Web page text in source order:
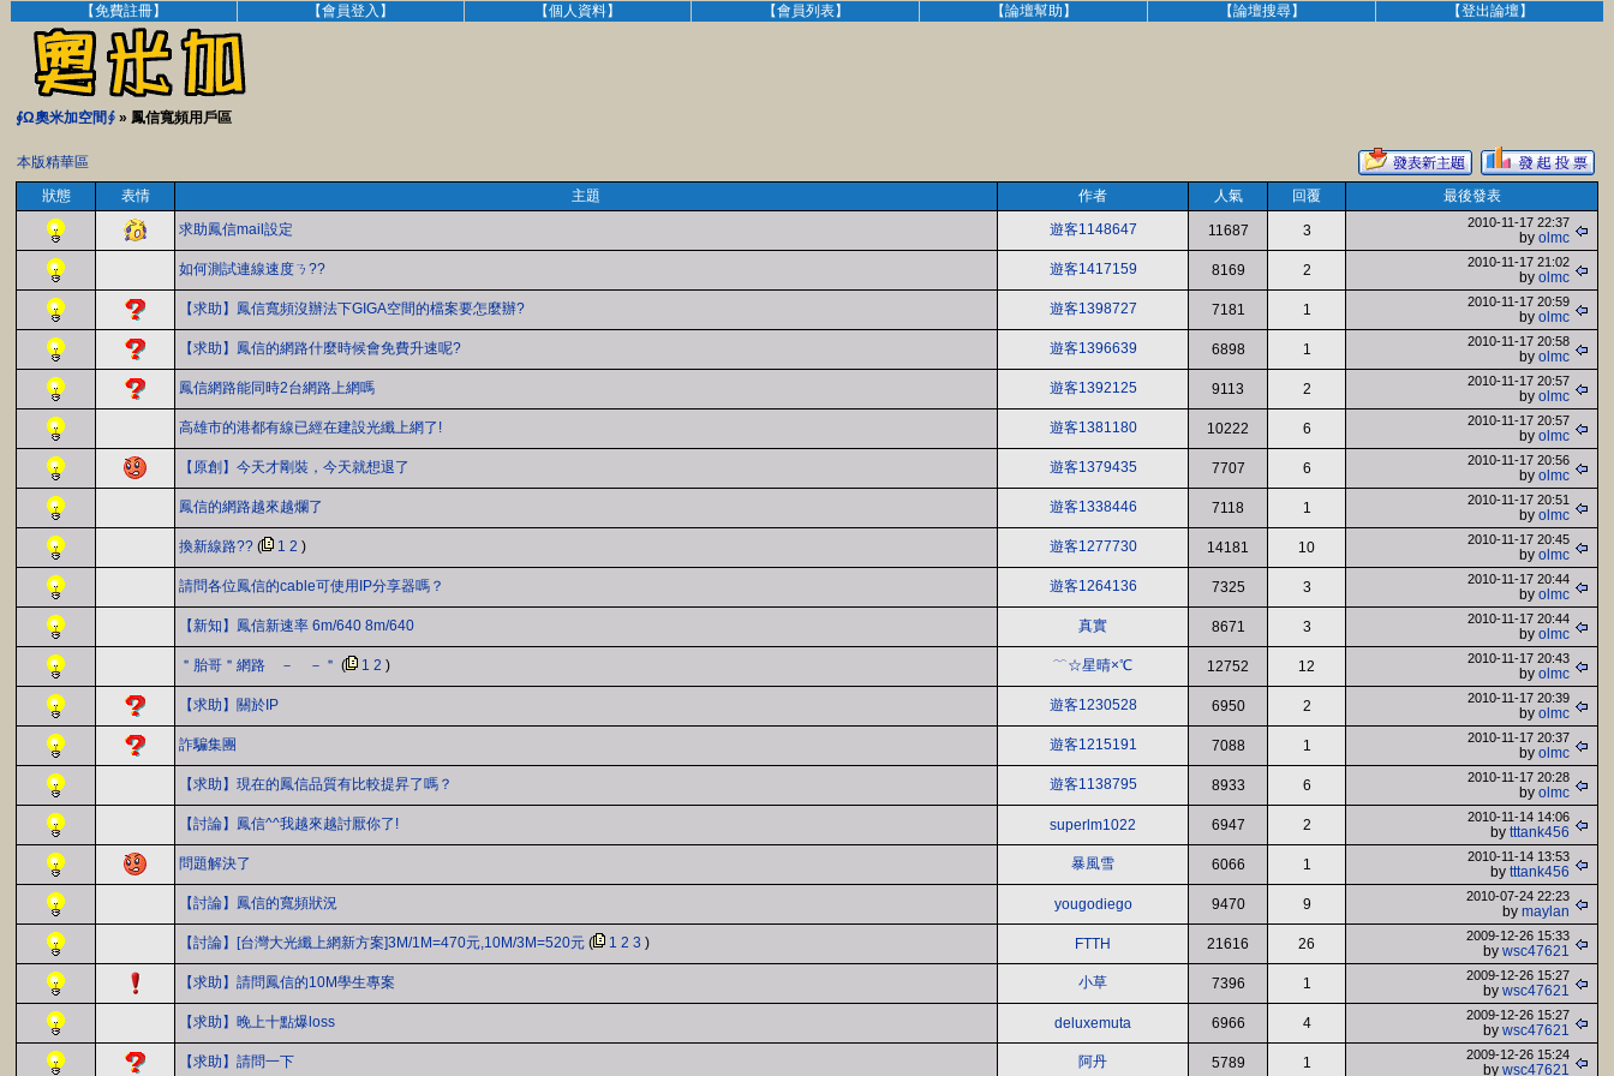
【免費註冊】 【會員登入】 【個人資料】 【會員列表】 【論壇幫助】 【論壇搜尋】 【登出論壇】
∮Ω奧米加空間∮ » 鳳信寬頻用戶區
本版精華區
狀態
表情 主題 作者 人氣 回覆
最後發表
求助鳳信mail設定
遊客1148647 11687 3 2010-11-17 22:37
by olmc
如何測試連線速度ㄋ??
遊客1417159 8169 2 2010-11-17 21:02
by olmc
【求助】鳳信寬頻沒辦法下GIGA空間的檔案要怎麼辦?
遊客1398727 7181 1 2010-11-17 20:59
by olmc
【求助】鳳信的網路什麼時候會免費升速呢?
遊客1396639 6898 1 2010-11-17 20:58
by olmc
鳳信網路能同時2台網路上網嗎
遊客1392125 9113 2 2010-11-17 20:57
by olmc
高雄市的港都有線已經在建設光纖上網了!
遊客1381180 10222 6 2010-11-17 20:57
by olmc
【原創】今天才剛裝，今天就想退了
遊客1379435 7707 6 2010-11-17 20:56
by olmc
鳳信的網路越來越爛了
遊客1338446 7118 1 2010-11-17 20:51
by olmc
換新線路?? ( 1 2 ) 遊客1277730 14181 10 2010-11-17 20:45
by olmc
請問各位鳳信的cable可使用IP分享器嗎？
遊客1264136 7325 3 2010-11-17 20:44
by olmc
【新知】鳳信新速率 6m/640 8m/640
真實 8671 3 2010-11-17 20:44
by olmc
＂胎哥＂網路 － －＂ ( 1 2 ) ﹋☆星晴×℃ 12752 12 2010-11-17 20:43
by olmc
【求助】關於IP
遊客1230528 6950 2 2010-11-17 20:39
by olmc
詐騙集團
遊客1215191 7088 1 2010-11-17 20:37
by olmc
【求助】現在的鳳信品質有比較提昇了嗎？
遊客1138795 8933 6 2010-11-17 20:28
by olmc
【討論】鳳信^^我越來越討厭你了!
superlm1022 6947 2 2010-11-14 14:06
by tttank456
問題解決了
暴風雪 6066 1 2010-11-14 13:53
by tttank456
【討論】鳳信的寬頻狀況
yougodiego 9470 9 2010-07-24 22:23
by maylan
【討論】[台灣大光纖上網新方案]3M/1M=470元,10M/3M=520元 ( 1 2 3 ) FTTH 21616 26 2009-12-26 15:33
by wsc47621
【求助】請問鳳信的10M學生專案
小草 7396 1 2009-12-26 15:27
by wsc47621
【求助】晚上十點爆loss
deluxemuta 6966 4 2009-12-26 15:27
by wsc47621
【求助】請問一下
阿丹 5789 1 2009-12-26 15:24
by wsc47621